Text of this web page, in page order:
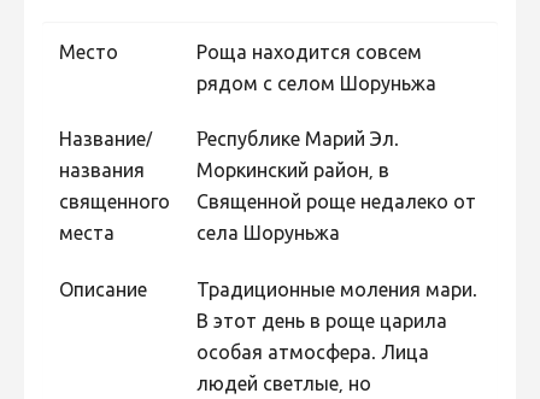
Видео 2020
Фотоконкурс 2019
Фотоконкурс 2018
Фотоконкурс 2017
Место
Роща находится совсем
рядом с селом Шоруньжа
Название/
названия
священного
места
Pеспублике Марий Эл.
Моркинский район, в
Священной роще недалеко от
села Шоруньжа
Описание
Традиционные моления мари.
В этот день в роще царила
особая атмосфера. Лица
людей светлые, но